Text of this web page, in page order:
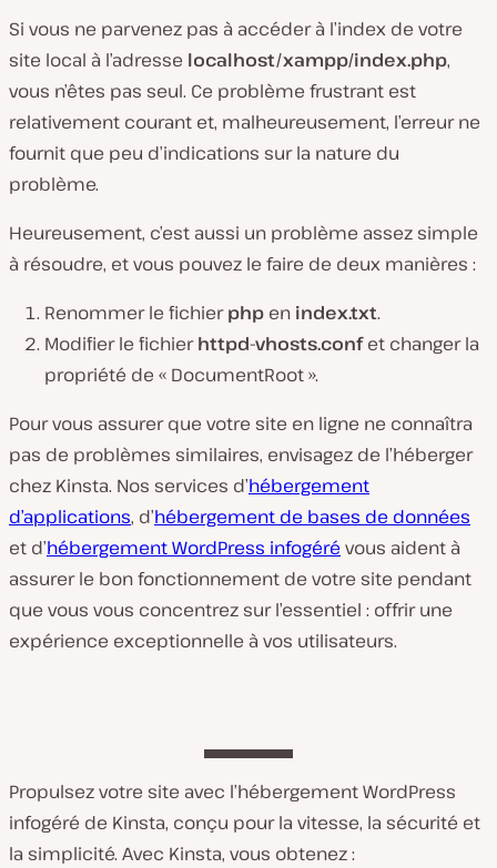
Si vous ne parvenez pas à accéder à l’index de votre
site local à l’adresse localhost/xampp/index.php,
vous n’êtes pas seul. Ce problème frustrant est
relativement courant et, malheureusement, l’erreur ne
fournit que peu d’indications sur la nature du
problème.
Heureusement, c’est aussi un problème assez simple
à résoudre, et vous pouvez le faire de deux manières :
Renommer le fichierphp en index.txt.
Modifier le fichierhttpd-vhosts.confet changer la
propriété de « DocumentRoot ».
Pour vous assurer que votre site en ligne ne connaîtra
pas de problèmes similaires, envisagez de l’héberger
chez Kinsta. Nos services d’hébergement
d’applications, d’hébergement de bases de données
et d’hébergement WordPress infogéré vous aident à
assurer le bon fonctionnement de votre site pendant
que vous vous concentrez sur l’essentiel : offrir une
expérience exceptionnelle à vos utilisateurs.
Propulsez votre site avec l’hébergement WordPress
infogéré de Kinsta, conçu pour la vitesse, la sécurité et
la simplicité. Avec Kinsta, vous obtenez :